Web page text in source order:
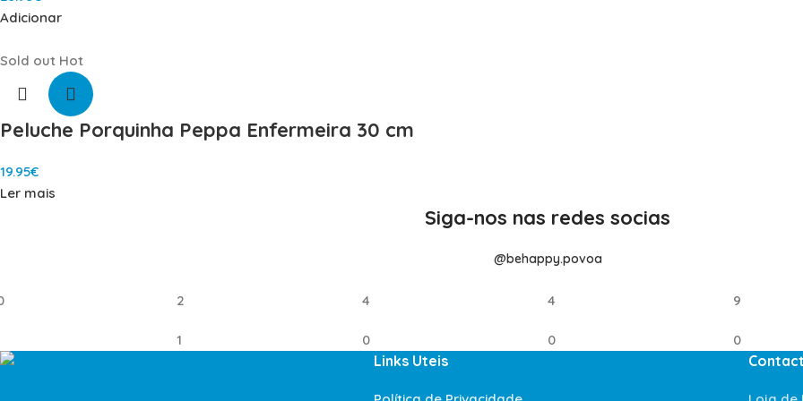
Adicionar
Sold out Hot
Peluche Porquinha Peppa Enfermeira 30 cm
19.95€
Ler mais
Siga-nos nas redes socias
@behappy.povoa
2
1
4
0
4
0
9
0
Links Uteis